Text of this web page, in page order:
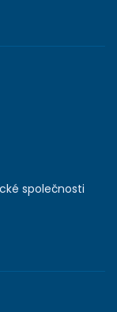
společnosti